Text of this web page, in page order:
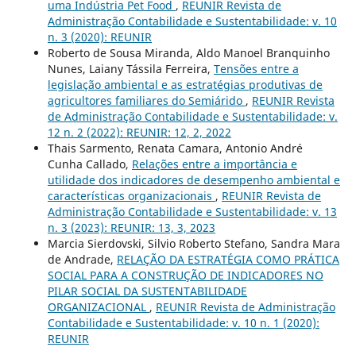
uma Indústria Pet Food , REUNIR Revista de
Administração Contabilidade e Sustentabilidade: v. 10
n. 3 (2020): REUNIR
Roberto de Sousa Miranda, Aldo Manoel Branquinho
Nunes, Laiany Tássila Ferreira, Tensões entre a
legislação ambiental e as estratégias produtivas de
agricultores familiares do Semiárido , REUNIR Revista
de Administração Contabilidade e Sustentabilidade: v.
12 n. 2 (2022): REUNIR: 12, 2, 2022
Thais Sarmento, Renata Camara, Antonio André
Cunha Callado, Relações entre a importância e
utilidade dos indicadores de desempenho ambiental e
características organizacionais , REUNIR Revista de
Administração Contabilidade e Sustentabilidade: v. 13
n. 3 (2023): REUNIR: 13, 3, 2023
Marcia Sierdovski, Silvio Roberto Stefano, Sandra Mara
de Andrade, RELAÇÃO DA ESTRATÉGIA COMO PRÁTICA
SOCIAL PARA A CONSTRUÇÃO DE INDICADORES NO
PILAR SOCIAL DA SUSTENTABILIDADE
ORGANIZACIONAL , REUNIR Revista de Administração
Contabilidade e Sustentabilidade: v. 10 n. 1 (2020):
REUNIR